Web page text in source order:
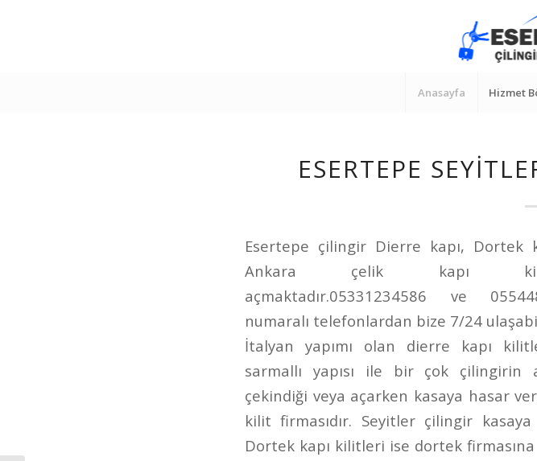
Anasayfa Hizmet
ESERTEPE
Esertepe çilingir Dierre kapı, Dortek
Ankara çelik kapı
açmaktadır.05331234586 ve
numaralı telefonlardan bize 7/24
İtalyan yapımı olan dierre kapı
sarmallı yapısı ile bir çok çilingirin
çekindiği veya açarken kasaya hasar
kilit firmasıdır. Seyitler çilingir
Dortek kapı kilitleri ise dortek